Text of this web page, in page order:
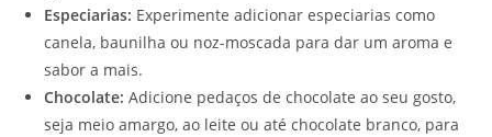
Especiarias: Experimente adicionar especiarias como
canela, baunilha ou noz-moscada para dar um aroma e
sabor a mais.
Chocolate: Adicione pedaços de chocolate ao seu gosto,
seja meio amargo, ao leite ou até chocolate branco, para